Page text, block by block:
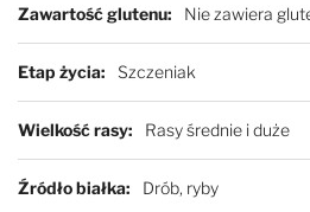
Zawartość glutenu Nie zawiera
Etap życia Szczeniak
Wielkość rasy Rasy średnie i duże
Źródło białka Drób, ryby